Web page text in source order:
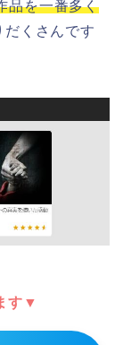
品を一番多く
だくさんです
す▼